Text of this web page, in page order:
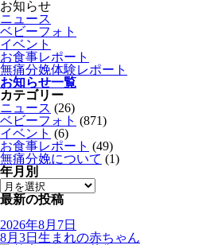
お知らせ
ニュース
ベビーフォト
イベント
お食事レポート
無痛分娩体験レポート
お知らせ一覧
カテゴリー
ニュース (26)
ベビーフォト (871)
イベント (6)
お食事レポート (49)
無痛分娩について (1)
年月別
最新の投稿
2026年8月7日
8月3日生まれの赤ちゃん